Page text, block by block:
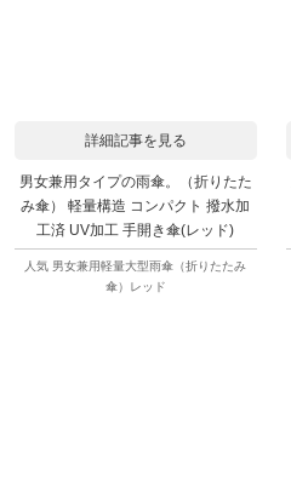
詳細記事を見る
男女兼用タイプの雨傘。（折りたた
み傘） 軽量構造 コンパクト 撥水加
工済 UV加工 手開き傘(レッド)
人気 男女兼用軽量大型雨傘（折りたたみ
傘）レッド